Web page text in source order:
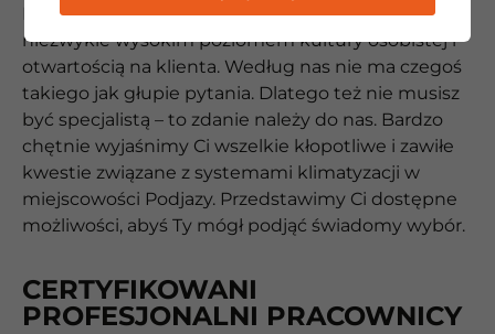
Nasi ludzie wyróżniają się na tle innych firm,
niezwykle wysokim poziomem kultury osobistej i
otwartością na klienta. Według nas nie ma czegoś
takiego jak głupie pytania. Dlatego też nie musisz
być specjalistą – to zdanie należy do nas. Bardzo
chętnie wyjaśnimy Ci wszelkie kłopotliwe i zawiłe
kwestie związane z systemami klimatyzacji w
miejscowości Podjazy. Przedstawimy Ci dostępne
możliwości, abyś Ty mógł podjąć świadomy wybór.
CERTYFIKOWANI
PROFESJONALNI PRACOWNICY